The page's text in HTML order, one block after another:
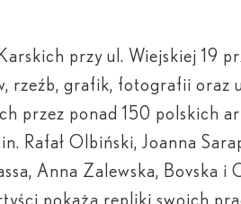
przy ul. Wiejskiej 19
rzeźb, grafik, fotografii oraz
przez ponad 150 polskich
Rafał Olbiński, Joanna
Anna Zalewska, Bovska i